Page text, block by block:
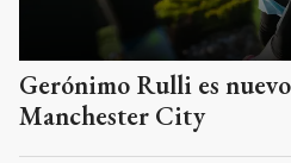
Gerónimo Rulli es
Manchester City